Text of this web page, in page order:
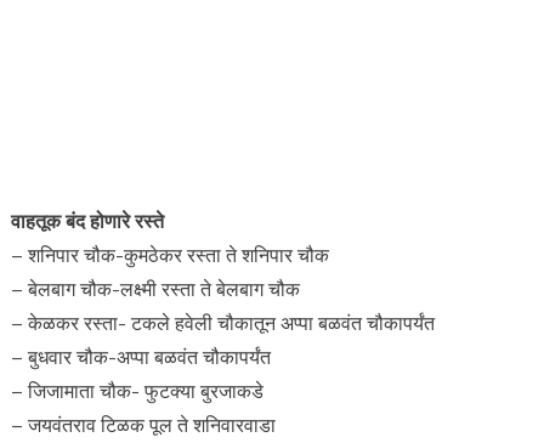
वाहतूक बंद होणारे रस्ते
– शनिपार चौक-कुमठेकर रस्ता ते शनिपार चौक
– बेलबाग चौक-लक्ष्मी रस्ता ते बेलबाग चौक
– केळकर रस्ता- टकले हवेली चौकातून अप्पा बळवंत चौकापर्यंत
– बुधवार चौक-अप्पा बळवंत चौकापर्यंत
– जिजामाता चौक- फुटक्या बुरजाकडे
– जयवंतराव टिळक पूल ते शनिवारवाडा